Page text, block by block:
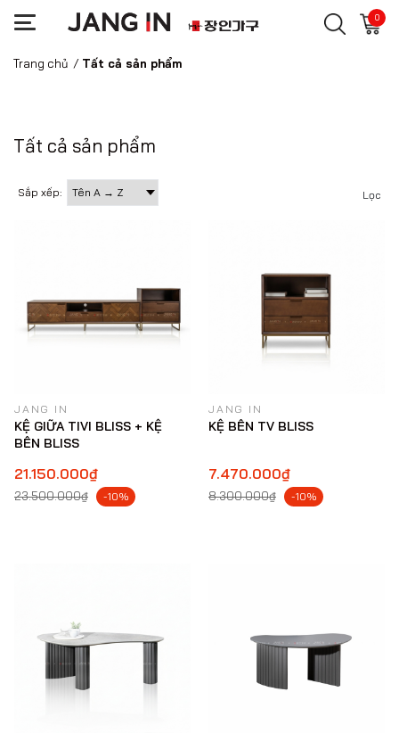
0
Trang chủ / Tất cả sản phẩm
Tất cả sản phẩm
Sắp xếp: Lọc
JANG IN
KỆ GIỮA TIVI BLISS + KỆ
BÊN BLISS
21.150.000₫
23.500.000₫ -10%
JANG IN
KỆ BÊN TV BLISS
7.470.000₫
8.300.000₫ -10%